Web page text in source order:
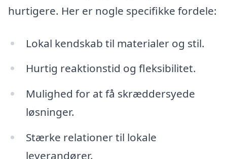
hurtigere. Her er nogle specifikke fordele:
Lokal kendskab til materialer og stil.
Hurtig reaktionstid og fleksibilitet.
Mulighed for at få skræddersyede
løsninger.
Stærke relationer til lokale
leverandører.